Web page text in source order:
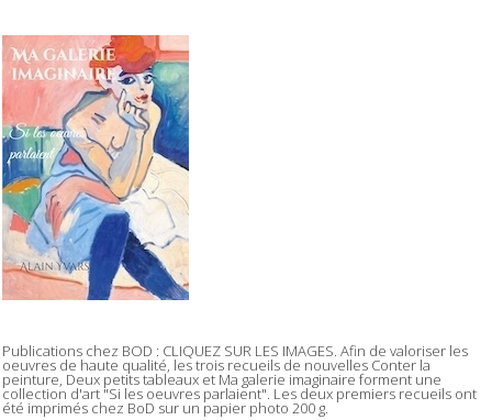
Publications chez BOD : CLIQUEZ SUR LES IMAGES. Afin de valoriser les
oeuvres de haute qualité, les trois recueils de nouvelles Conter la
peinture, Deux petits tableaux et Ma galerie imaginaire forment une
collection d'art "Si les oeuvres parlaient". Les deux premiers recueils ont
été imprimés chez BoD sur un papier photo 200 g.